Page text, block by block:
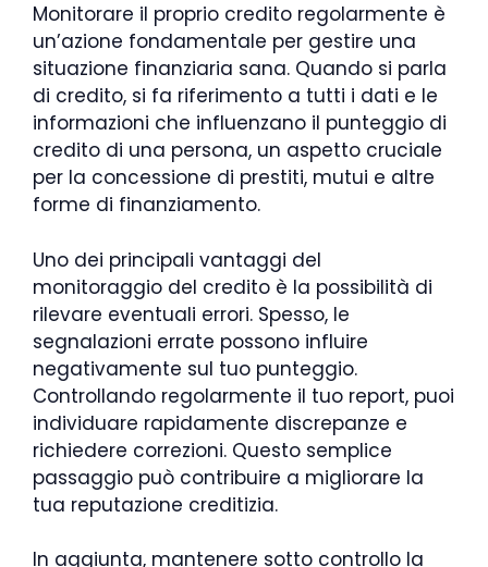
Monitorare il proprio credito regolarmente è
un’azione fondamentale per gestire una
situazione finanziaria sana. Quando si parla
di credito, si fa riferimento a tutti i dati e le
informazioni che influenzano il punteggio di
credito di una persona, un aspetto cruciale
per la concessione di prestiti, mutui e altre
forme di finanziamento.
Uno dei principali vantaggi del
monitoraggio del credito è la possibilità di
rilevare eventuali errori. Spesso, le
segnalazioni errate possono influire
negativamente sul tuo punteggio.
Controllando regolarmente il tuo report, puoi
individuare rapidamente discrepanze e
richiedere correzioni. Questo semplice
passaggio può contribuire a migliorare la
tua reputazione creditizia.
In aggiunta, mantenere sotto controllo la